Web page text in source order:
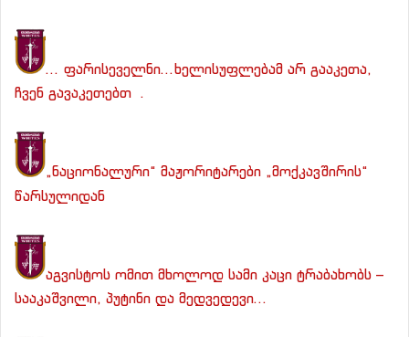
… ფარისეველნი…ხელისუფლებამ არ გააკეთა,
ჩვენ გავაკეთებთ .
„ნაციონალური“ მაჟორიტარები „მოქკავშირის“
წარსულიდან
აგვისტოს ომით მხოლოდ სამი კაცი ტრაბახობს –
სააკაშვილი, პუტინი და მედვედევი…